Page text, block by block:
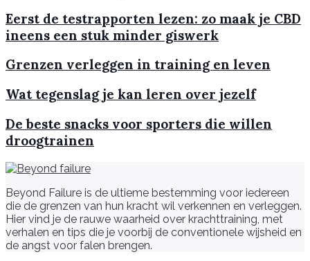
Eerst de testrapporten lezen: zo maak je CBD
ineens een stuk minder giswerk
Grenzen verleggen in training en leven
Wat tegenslag je kan leren over jezelf
De beste snacks voor sporters die willen
droogtrainen
Beyond Failure is de ultieme bestemming voor iedereen
die de grenzen van hun kracht wil verkennen en verleggen.
Hier vind je de rauwe waarheid over krachttraining, met
verhalen en tips die je voorbij de conventionele wijsheid en
de angst voor falen brengen.